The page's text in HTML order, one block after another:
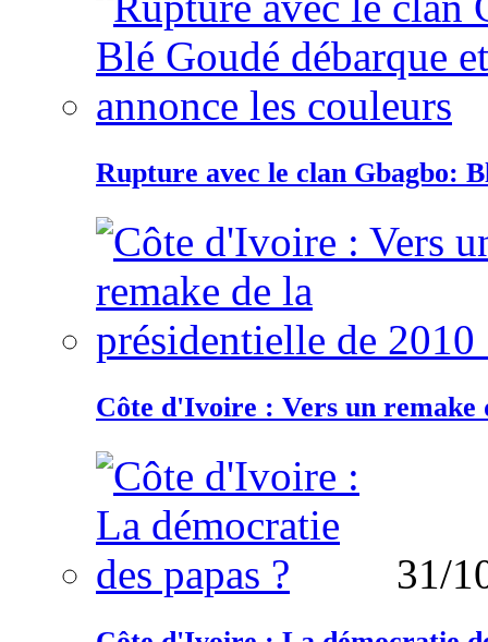
Rupture avec le clan Gbagbo:
Côte d'Ivoire : Vers un remake
31/